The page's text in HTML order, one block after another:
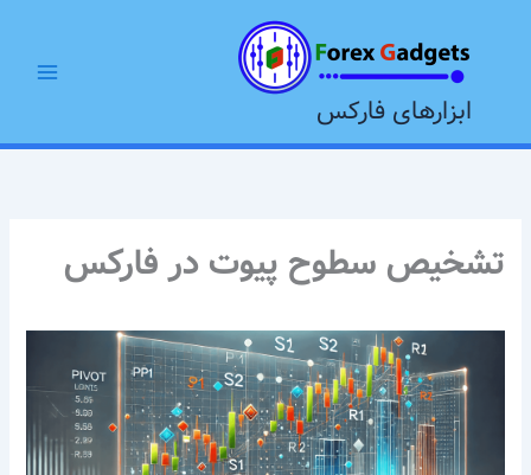
ابزارهای فارکس
Menu
تشخیص سطوح پیوت در فارکس